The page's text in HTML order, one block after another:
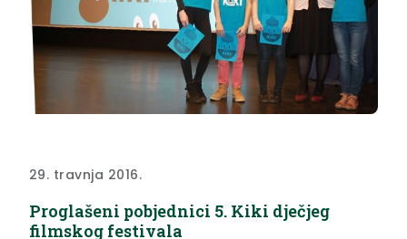
29. travnja 2016.
Proglašeni pobjednici 5. Kiki dječjeg
filmskog festivala